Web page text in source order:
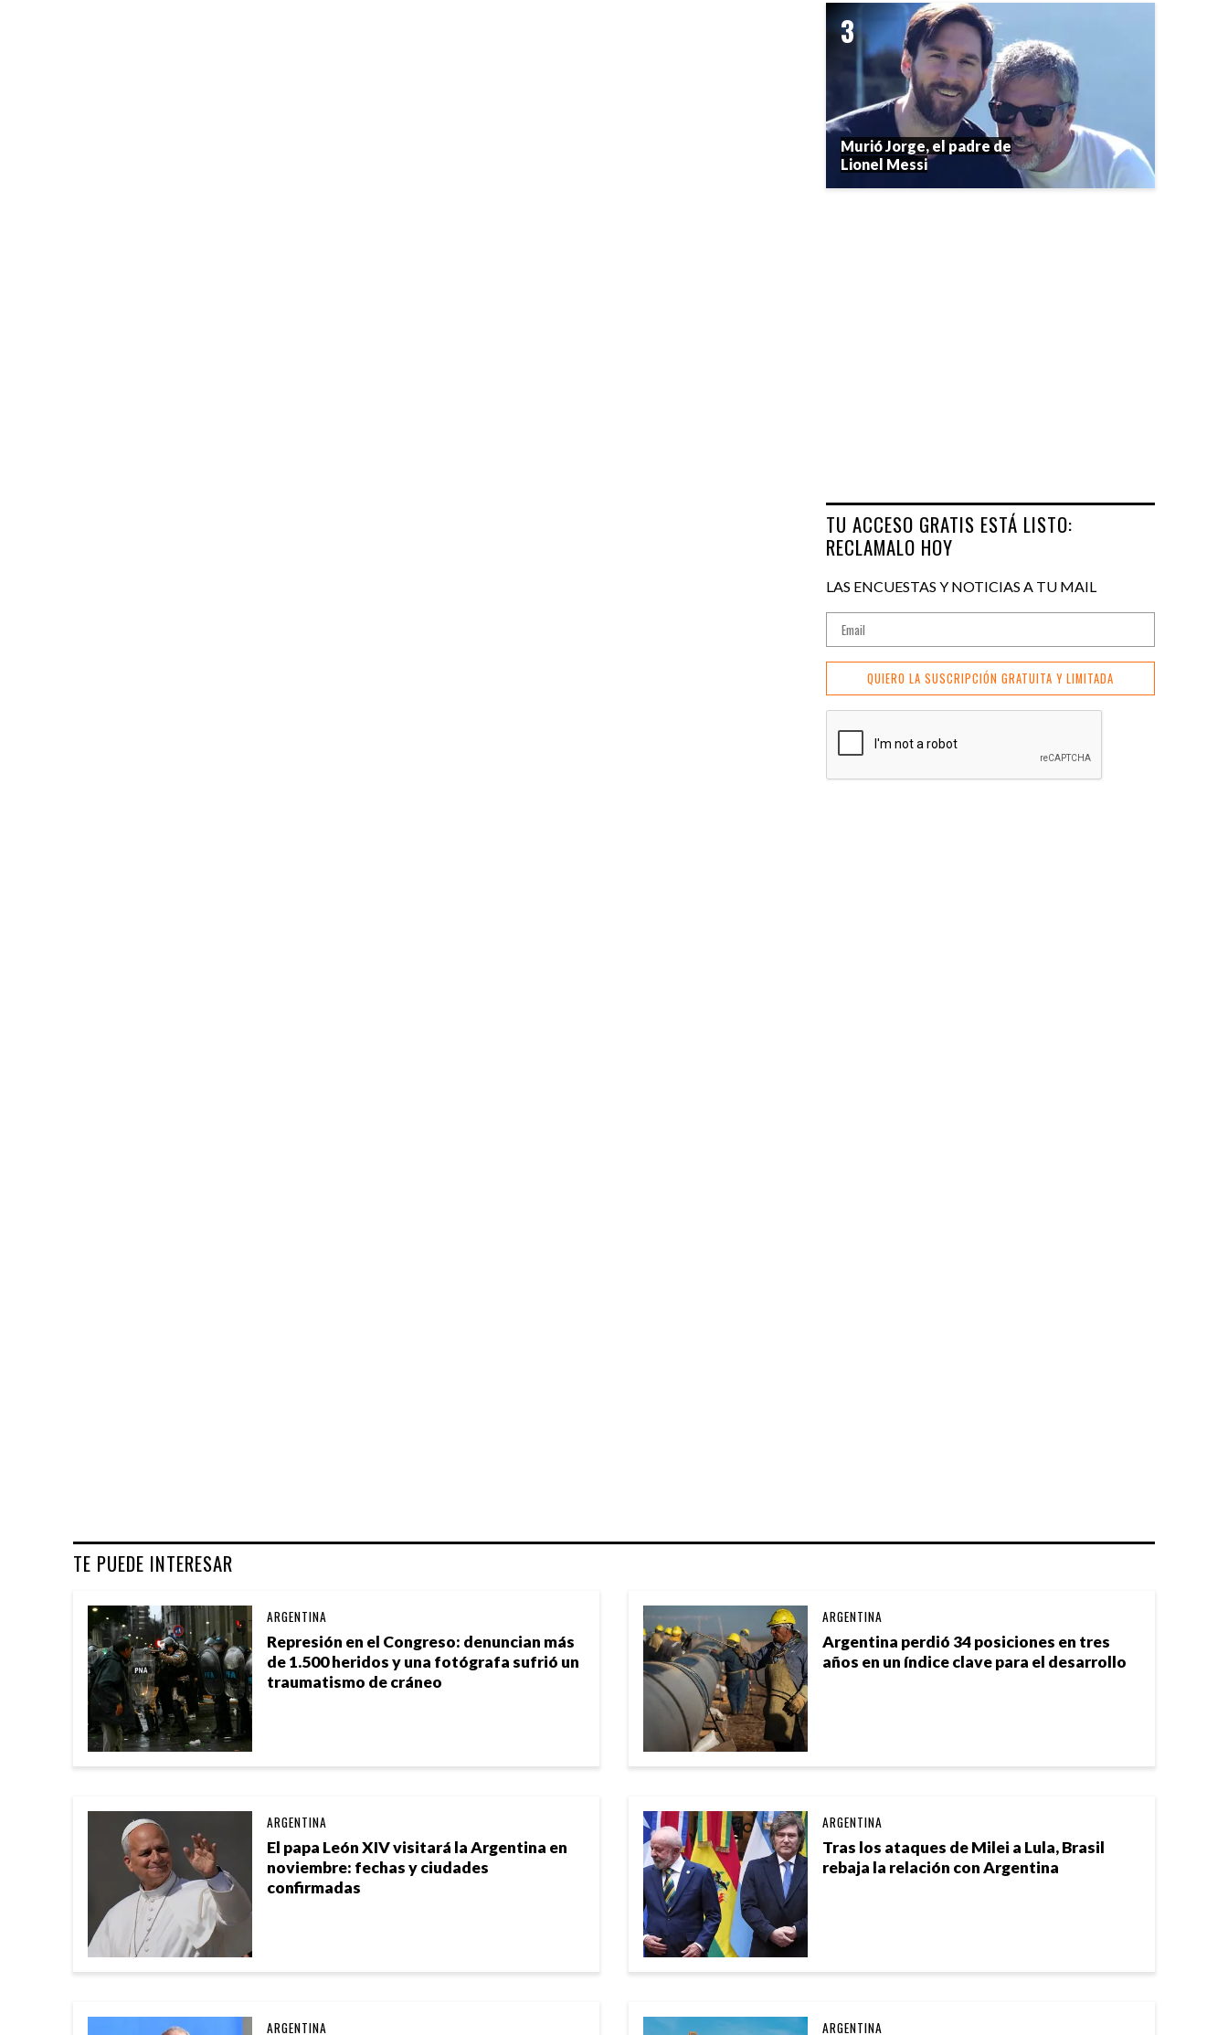
TE PUEDE INTERESAR
Represión en el Congreso: denuncian más
de 1.500 heridos y una fotógrafa sufrió un
traumatismo de cráneo
ARGENTINA
Argentina perdió 34 posiciones en tres
años en un índice clave para el desarrollo
ARGENTINA
El papa León XIV visitará la Argentina en
noviembre: fechas y ciudades
confirmadas
ARGENTINA
Tras los ataques de Milei a Lula, Brasil
rebaja la relación con Argentina
ARGENTINA
ARGENTINA ARGENTINA
Murió Jorge, el padre de
Lionel Messi
TU ACCESO GRATIS ESTÁ LISTO:
RECLAMALO HOY
LAS ENCUESTAS Y NOTICIAS A TU MAIL
QUIERO LA SUSCRIPCIÓN GRATUITA Y LIMITADA